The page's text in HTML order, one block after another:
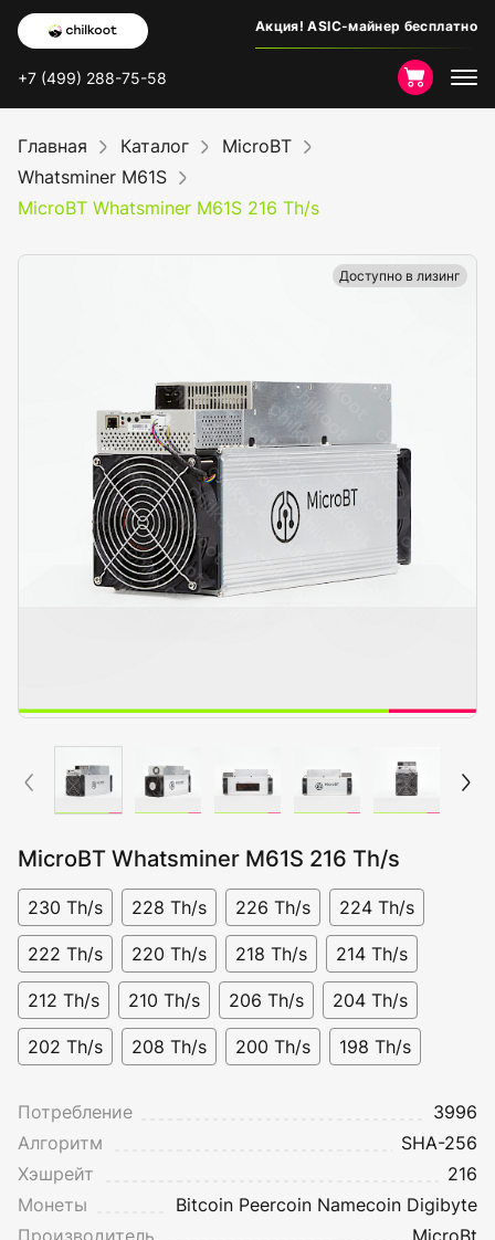
Акция! ASIC-майнер бесплатно
+7 (499) 288-75-58
Главная Каталог
MicroBT
Whatsminer M61S
MicroBT Whatsminer M61S 216 Th/s
Доступно в лизинг
MicroBT Whatsminer M61S 216 Th/s
230 Th/s 228 Th/s 226 Th/s 224 Th/s
222 Th/s 220 Th/s 218 Th/s 214 Th/s
212 Th/s 210 Th/s 206 Th/s 204 Th/s
202 Th/s 208 Th/s 200 Th/s 198 Th/s
Потребление
3996
Алгоритм
SHA-256
Хэшрейт
216
Монеты
Bitcoin Peercoin Namecoin Digibyte
Производитель
MicroBt